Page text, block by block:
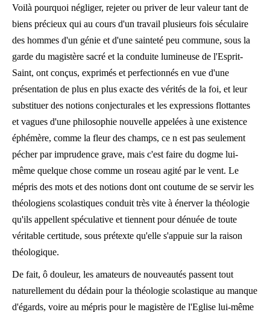
Voilà pourquoi négliger, rejeter ou priver de leur valeur tant de
biens précieux qui au cours d'un travail plusieurs fois séculaire
des hommes d'un génie et d'une sainteté peu commune, sous la
garde du magistère sacré et la conduite lumineuse de l'Esprit-
Saint, ont conçus, exprimés et perfectionnés en vue d'une
présentation de plus en plus exacte des vérités de la foi, et leur
substituer des notions conjecturales et les expressions flottantes
et vagues d'une philosophie nouvelle appelées à une existence
éphémère, comme la fleur des champs, ce n est pas seulement
pécher par imprudence grave, mais c'est faire du dogme lui-
même quelque chose comme un roseau agité par le vent. Le
mépris des mots et des notions dont ont coutume de se servir les
théologiens scolastiques conduit très vite à énerver la théologie
qu'ils appellent spéculative et tiennent pour dénuée de toute
véritable certitude, sous prétexte qu'elle s'appuie sur la raison
théologique.
De fait, ô douleur, les amateurs de nouveautés passent tout
naturellement du dédain pour la théologie scolastique au manque
d'égards, voire au mépris pour le magistère de l'Eglise lui-même